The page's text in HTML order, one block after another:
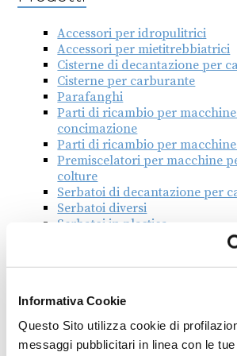
Informativa Cookie
Questo Sito utilizza cookie di
messaggi pubblicitari in linea con le
Accessori per idropulitrici
Accessori per mietitrebbiatrici
Cisterne di decantazione per
Cisterne per carburante
Parafanghi
Parti di ricambio per
concimazione
Parti di ricambio per
Premiscelatori per macchine
colture
Serbatoi di decantazione per
Serbatoi diversi
Serbatoi in plastica
Serbatoi per carburante
Serbatoi per trasporto
Associazione